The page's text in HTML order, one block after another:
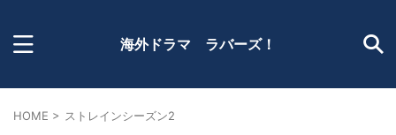
海外ドラマ ラバーズ！
HOME > ストレインシーズン2